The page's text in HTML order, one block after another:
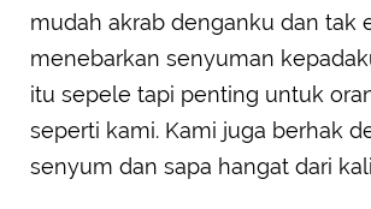
mudah akrab denganku dan tak
menebarkan senyuman
itu sepele tapi penting untuk
seperti kami. Kami juga berhak
senyum dan sapa hangat dari